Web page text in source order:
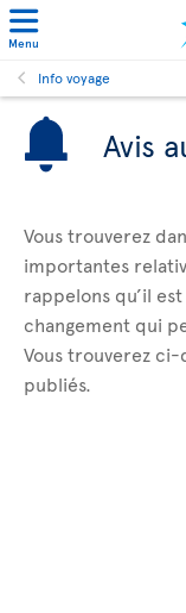
Menu
Info voyage
Avis
Vous trouverez
importantes
rappelons qu’il
changement qui
Vous trouverez ci-
publiés.